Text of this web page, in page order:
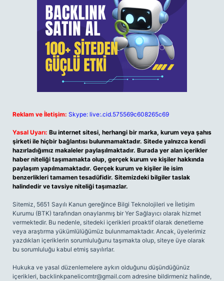
Reklam ve İletişim: Skype: live:.cid.575569c608265c69
Yasal Uyarı: Bu internet sitesi, herhangi bir marka, kurum veya şahıs
şirketi ile hiçbir bağlantısı bulunmamaktadır. Sitede yalnızca kendi
hazırladığımız makaleler paylaşılmaktadır. Burada yer alan içerikler
haber niteliği taşımamakta olup, gerçek kurum ve kişiler hakkında
paylaşım yapılmamaktadır. Gerçek kurum ve kişiler ile isim
benzerlikleri tamamen tesadüfidir. Sitemizdeki bilgiler taslak
halindedir ve tavsiye niteliği taşımazlar.
Sitemiz, 5651 Sayılı Kanun gereğince Bilgi Teknolojileri ve İletişim
Kurumu (BTK) tarafından onaylanmış bir Yer Sağlayıcı olarak hizmet
vermektedir. Bu nedenle, sitedeki içerikleri proaktif olarak denetleme
veya araştırma yükümlülüğümüz bulunmamaktadır. Ancak, üyelerimiz
yazdıkları içeriklerin sorumluluğunu taşımakta olup, siteye üye olarak
bu sorumluluğu kabul etmiş sayılırlar.
Hukuka ve yasal düzenlemelere aykırı olduğunu düşündüğünüz
içerikleri, backlinkpanelicomtr@gmail.com adresine bildirmeniz halinde,